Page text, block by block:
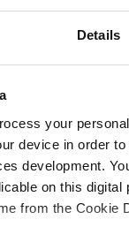
Details
your
device in order
development.
on this
from the Cookie
avis
R